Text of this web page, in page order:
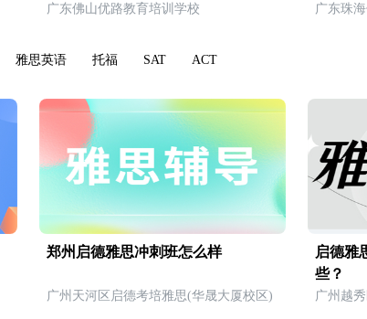
广东佛山优路教育培训学校 广东珠
雅思英语 托福 SAT ACT
郑州启德雅思冲刺班怎么样
广州天河区启德考培雅思(华晟大厦校区)
启德雅
些？
广州越